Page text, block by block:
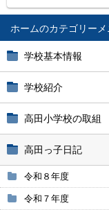
ホーム
学校基本情報
学校紹介
高田小学校の取組
高田っ子日記
令和８年度
令和７年度